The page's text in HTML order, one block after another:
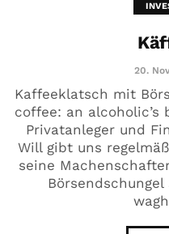
20.
Kaffeeklatsch mit
coffee: an alcoholic’s
Privatanleger und
Will gibt uns
seine